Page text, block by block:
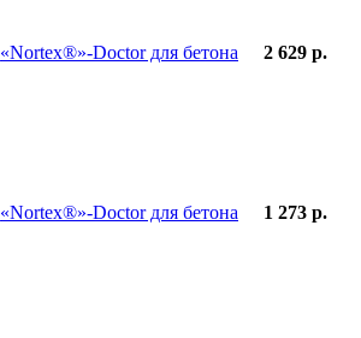
«Nortex®»-Doctor для бетона 2 629 р.
«Nortex®»-Doctor для бетона 1 273 р.